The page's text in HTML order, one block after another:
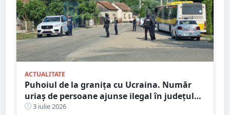
ACTUALITATE
Puhoiul de la granița cu Ucraina. Număr
uriaș de persoane ajunse ilegal în județul
Satu Mare
3 iulie 2026